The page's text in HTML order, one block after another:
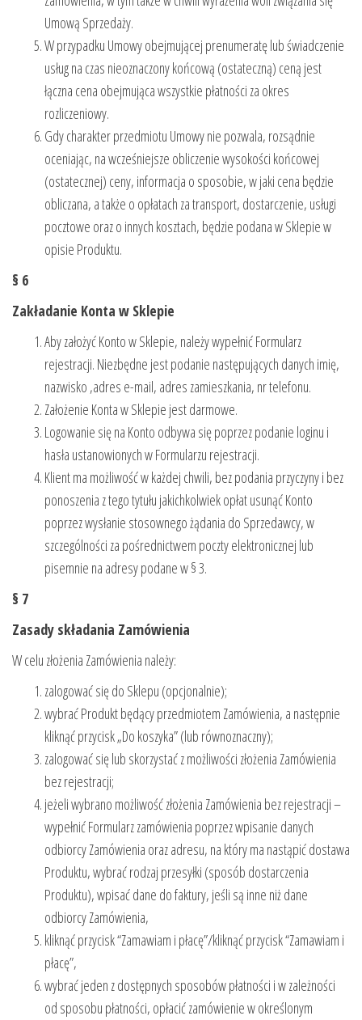
Umową Sprzedaży.
W przypadku Umowy obejmującej prenumeratę lub świadczenie
usług na czas nieoznaczony końcową (ostateczną) ceną jest
łączna cena obejmująca wszystkie płatności za okres
rozliczeniowy.
Gdy charakter przedmiotu Umowy nie pozwala, rozsądnie
oceniając, na wcześniejsze obliczenie wysokości końcowej
(ostatecznej) ceny, informacja o sposobie, w jaki cena będzie
obliczana, a także o opłatach za transport, dostarczenie, usługi
pocztowe oraz o innych kosztach, będzie podana w Sklepie w
opisie Produktu.
§ 6
Zakładanie Konta w Sklepie
Aby założyć Konto w Sklepie, należy wypełnić Formularz
rejestracji. Niezbędne jest podanie następujących danych imię,
nazwisko ,adres e-mail, adres zamieszkania, nr telefonu.
Założenie Konta w Sklepie jest darmowe.
Logowanie się na Konto odbywa się poprzez podanie loginu i
hasła ustanowionych w Formularzu rejestracji.
Klient ma możliwość w każdej chwili, bez podania przyczyny i bez
ponoszenia z tego tytułu jakichkolwiek opłat usunąć Konto
poprzez wysłanie stosownego żądania do Sprzedawcy, w
szczególności za pośrednictwem poczty elektronicznej lub
pisemnie na adresy podane w § 3.
§ 7
Zasady składania Zamówienia
W celu złożenia Zamówienia należy:
zalogować się do Sklepu (opcjonalnie);
wybrać Produkt będący przedmiotem Zamówienia, a następnie
kliknąć przycisk „Do koszyka” (lub równoznaczny);
zalogować się lub skorzystać z możliwości złożenia Zamówienia
bez rejestracji;
jeżeli wybrano możliwość złożenia Zamówienia bez rejestracji –
wypełnić Formularz zamówienia poprzez wpisanie danych
odbiorcy Zamówienia oraz adresu, na który ma nastąpić dostawa
Produktu, wybrać rodzaj przesyłki (sposób dostarczenia
Produktu), wpisać dane do faktury, jeśli są inne niż dane
odbiorcy Zamówienia,
kliknąć przycisk “Zamawiam i płacę”/kliknąć przycisk “Zamawiam i
płacę”,
wybrać jeden z dostępnych sposobów płatności i w zależności
od sposobu płatności, opłacić zamówienie w określonym